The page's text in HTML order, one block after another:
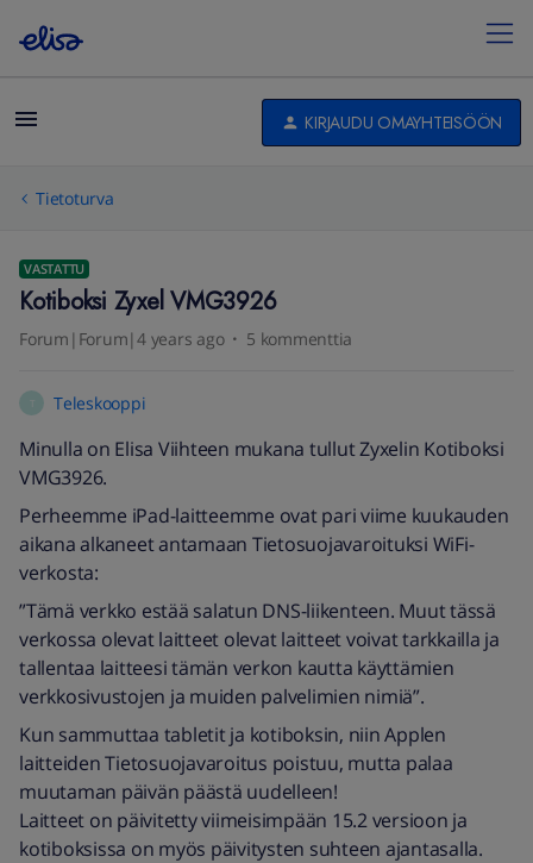
KIRJAUDU OMAYHTEISÖÖN
Tietoturva
VASTATTU
Kotiboksi Zyxel VMG3926
Forum|Forum|4 years ago 5 kommenttia
Teleskooppi
Minulla on Elisa Viihteen mukana tullut Zyxelin Kotiboksi
VMG3926.
Perheemme iPad-laitteemme ovat pari viime kuukauden
aikana alkaneet antamaan Tietosuojavaroituksi WiFi-
verkosta:
”Tämä verkko estää salatun DNS-liikenteen. Muut tässä
verkossa olevat laitteet olevat laitteet voivat tarkkailla ja
tallentaa laitteesi tämän verkon kautta käyttämien
verkkosivustojen ja muiden palvelimien nimiä”.
Kun sammuttaa tabletit ja kotiboksin, niin Applen
laitteiden Tietosuojavaroitus poistuu, mutta palaa
muutaman päivän päästä uudelleen!
Laitteet on päivitetty viimeisimpään 15.2 versioon ja
kotiboksissa on myös päivitysten suhteen ajantasalla.